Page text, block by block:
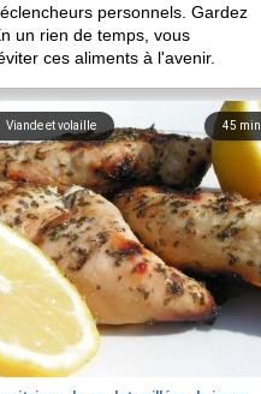
personnels. Gardez
un rien de temps, vous
ces aliments à l'avenir.
45 min
Viande et volaille